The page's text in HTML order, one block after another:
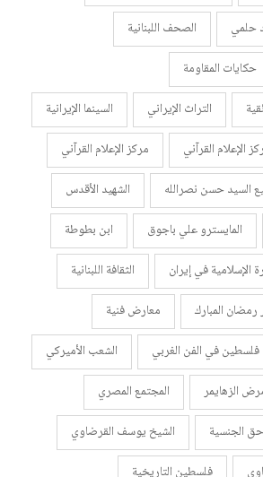
حلمي
الصحف اللبنانية
حكايات المقاومة
التراث الإيراني
السينما الإيرانية
الإعلام القرآني
مركز الإعلام القرآني
السيد حسن نصرالله
الشهيد الأقدس
المايسترو علي باجوق
ابن بطوطة
الإسلامية في إيران
الثقافة اللبنانية
المبارك
معارض فنية
فلسطين في الفن الغربي
الشعب الأميركي
الزهايمر
المجتمع المصري
حق الجنسية
الشيخ يوسف القرضاوي
فلسطين التاريخية